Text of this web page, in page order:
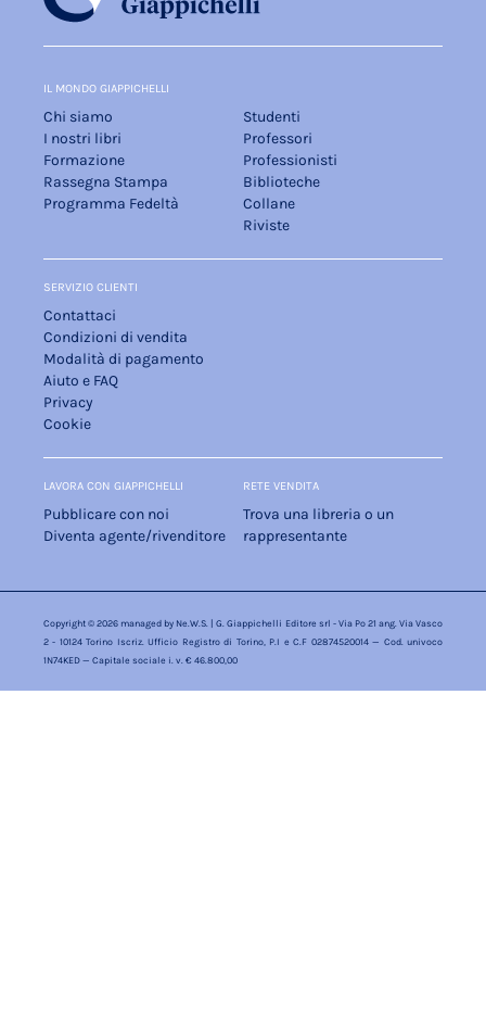
IL MONDO GIAPPICHELLI
Chi siamo
I nostri libri
Formazione
Rassegna Stampa
Programma Fedeltà
Studenti
Professori
Professionisti
Biblioteche
Collane
Riviste
SERVIZIO CLIENTI
Contattaci
Condizioni di vendita
Modalità di pagamento
Aiuto e FAQ
Privacy
Cookie
LAVORA CON GIAPPICHELLI
Pubblicare con noi
Diventa agente/rivenditore
RETE VENDITA
Trova una libreria o un
rappresentante
Copyright © 2026 managed by Ne.W.S. | G. Giappichelli Editore srl - Via Po 21 ang. Via Vasco
2 - 10124 Torino Iscriz. Ufficio Registro di Torino, P.I e C.F 02874520014 — Cod. univoco
1N74KED — Capitale sociale i. v. € 46.800,00